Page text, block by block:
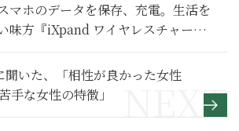
マホのデータを保存、充電。生活を
味方『iXpand ワイヤレスチャージ
聞いた、「相性が良かった女性
手な女性の特徴」